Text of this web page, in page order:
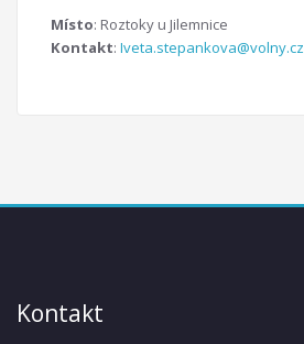
Místo: Roztoky u Jilemnice
Kontakt: Iveta.stepankova@volny.cz
Kontakt